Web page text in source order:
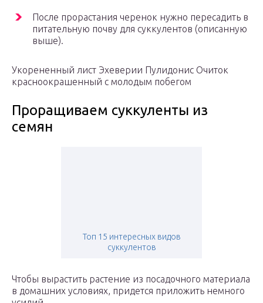
После прорастания черенок нужно пересадить в
питательную почву для суккулентов (описанную
выше).
Укорененный лист Эхеверии Пулидонис Очиток
красноокрашенный с молодым побегом
Проращиваем суккуленты из
семян
Топ 15 интересных видов
суккулентов
Чтобы вырастить растение из посадочного материала
в домашних условиях, придется приложить немного